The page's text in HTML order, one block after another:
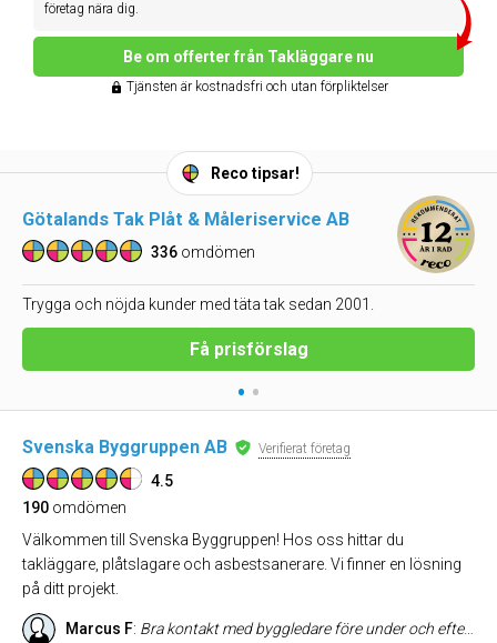
företag nära dig.
Be om offerter från Takläggare nu
Tjänsten är kostnadsfri och utan förpliktelser
Reco tipsar!
Götalands Tak Plåt & Måleriservice AB
336 omdömen
Trygga och nöjda kunder med täta tak sedan 2001.
Få prisförslag
• •
Svenska Byggruppen AB Verifierat företag
4.5
190 omdömen
Välkommen till Svenska Byggruppen! Hos oss hittar du
takläggare, plåtslagare och asbestsanerare. Vi finner en lösning
på ditt projekt.
Marcus F: Bra kontakt med byggledare före under och efter byggnationen. Tydlig i kommunikationen Lyssnar på önskemål och feedback